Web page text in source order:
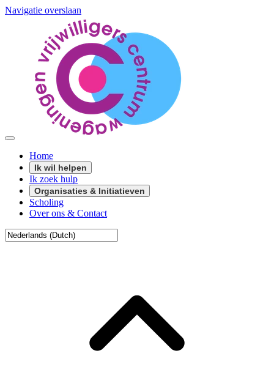
Navigatie overslaan
Home
Ik wil helpen
Ik zoek hulp
Organisaties & Initiatieven
Scholing
Over ons & Contact